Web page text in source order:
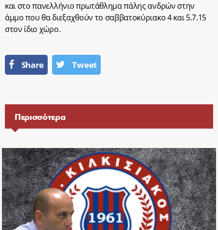
και στο πανελλήνιο πρωτάθλημα πάλης ανδρών στην
άμμο που θα διεξαχθούν το σαββατοκύριακο 4 και 5.7.15
στον ίδιο χώρο.
Share Tweet
Περισσότερα